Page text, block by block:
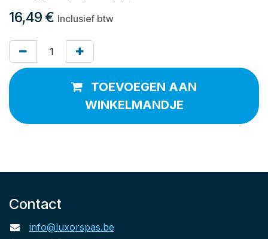
16,49 € Inclusief btw
TOEVOEGEN AAN
WINKELMANDJE
Contact
info@luxorspas.be